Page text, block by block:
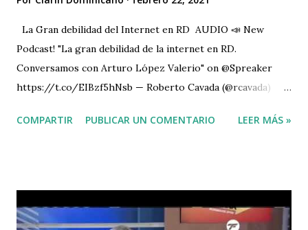
La Gran debilidad del Internet en RD AUDIO 📣 New
Podcast! "La gran debilidad de la internet en RD.
Conversamos con Arturo López Valerio" on @Spreaker
https://t.co/EIBzf5hNsb — Roberto Cavada (@rcavada)
COMPARTIR PUBLICAR UN COMENTARIO LEER MÁS »